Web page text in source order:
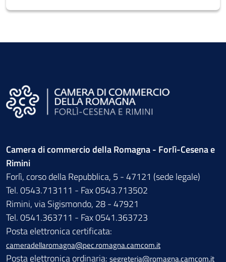
Camera di commercio della Romagna - Forlì-Cesena e
Rimini
Forlì, corso della Repubblica, 5 - 47121 (sede legale)
Tel. 0543.713111 - Fax 0543.713502
Rimini, via Sigismondo, 28 - 47921
Tel. 0541.363711 - Fax 0541.363723
Posta elettronica certificata:
cameradellaromagna@pec.romagna.camcom.it
Posta elettronica ordinaria: segreteria@romagna.camcom.it